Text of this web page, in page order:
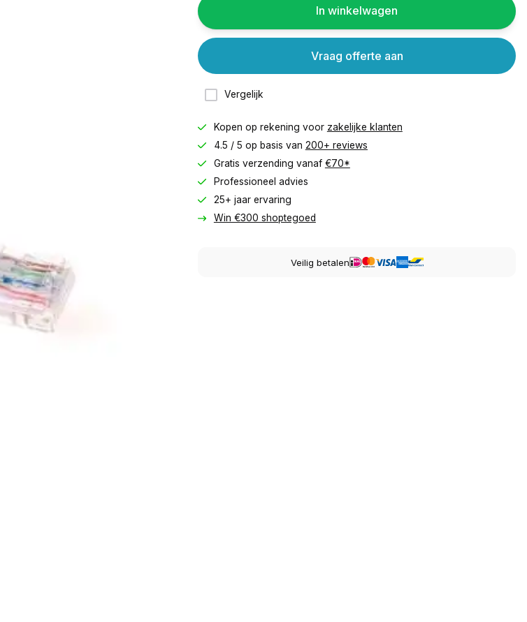
In winkelwagen
Vergelijk
Vraag offerte aan
Kopen op rekening voor zakelijke klanten
4.5 / 5 op basis van 200+ reviews
Gratis verzending vanaf €70*
Professioneel advies
25+ jaar ervaring
Win €300 shoptegoed
Veilig betalen